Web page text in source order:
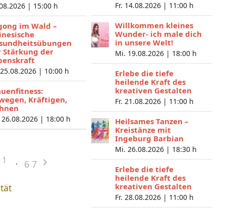
| 15:00 h
im Wald –
Stärkung der
| 10:00 h
Kräftigen,
| 18:00 h
1 6 7
Fr. 14.08.2026 | 11:00 h
Willkommen kleines
Wunder- ich male dich
in unsere Welt!
Mi. 19.08.2026 | 18:00 h
Erlebe die tiefe
heilende Kraft des
kreativen Gestalten
Fr. 21.08.2026 | 11:00 h
Heilsames Tanzen –
Kreistänze mit
Ingeburg Barbian
Mi. 26.08.2026 | 18:30 h
Erlebe die tiefe
heilende Kraft des
kreativen Gestalten
Fr. 28.08.2026 | 11:00 h